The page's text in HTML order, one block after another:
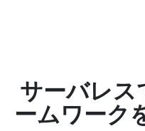
サーバレス
ームワーク